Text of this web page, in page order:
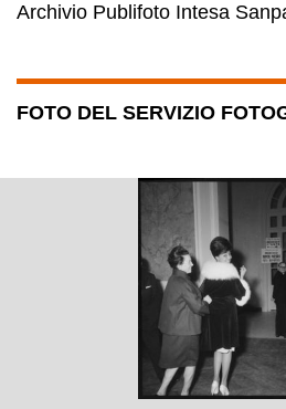
Archivio Publifoto Intesa
FOTO DEL SERVIZIO